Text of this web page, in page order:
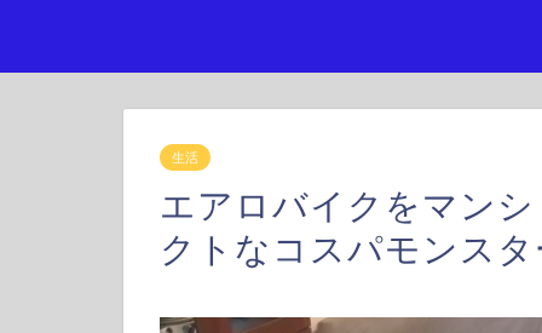
生活
エアロバイクをマン
クトなコスパモンスタ